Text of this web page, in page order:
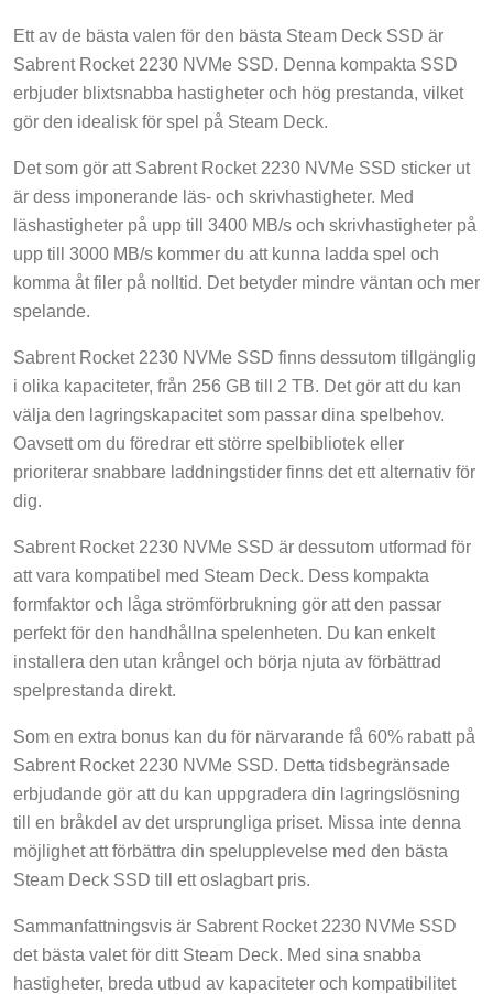
Ett av de bästa valen för den bästa Steam Deck SSD är
Sabrent Rocket 2230 NVMe SSD. Denna kompakta SSD
erbjuder blixtsnabba hastigheter och hög prestanda, vilket
gör den idealisk för spel på Steam Deck.
Det som gör att Sabrent Rocket 2230 NVMe SSD sticker ut
är dess imponerande läs- och skrivhastigheter. Med
läshastigheter på upp till 3400 MB/s och skrivhastigheter på
upp till 3000 MB/s kommer du att kunna ladda spel och
komma åt filer på nolltid. Det betyder mindre väntan och mer
spelande.
Sabrent Rocket 2230 NVMe SSD finns dessutom tillgänglig
i olika kapaciteter, från 256 GB till 2 TB. Det gör att du kan
välja den lagringskapacitet som passar dina spelbehov.
Oavsett om du föredrar ett större spelbibliotek eller
prioriterar snabbare laddningstider finns det ett alternativ för
dig.
Sabrent Rocket 2230 NVMe SSD är dessutom utformad för
att vara kompatibel med Steam Deck. Dess kompakta
formfaktor och låga strömförbrukning gör att den passar
perfekt för den handhållna spelenheten. Du kan enkelt
installera den utan krångel och börja njuta av förbättrad
spelprestanda direkt.
Som en extra bonus kan du för närvarande få 60% rabatt på
Sabrent Rocket 2230 NVMe SSD. Detta tidsbegränsade
erbjudande gör att du kan uppgradera din lagringslösning
till en bråkdel av det ursprungliga priset. Missa inte denna
möjlighet att förbättra din spelupplevelse med den bästa
Steam Deck SSD till ett oslagbart pris.
Sammanfattningsvis är Sabrent Rocket 2230 NVMe SSD
det bästa valet för ditt Steam Deck. Med sina snabba
hastigheter, breda utbud av kapaciteter och kompatibilitet